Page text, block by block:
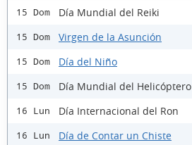
15 Dom Día Mundial del Reiki
15 Dom Virgen de la Asunción
15 Dom Día del Niño
15 Dom Día Mundial del Helicóptero
16 Lun Día Internacional del Ron
16 Lun Día de Contar un Chiste